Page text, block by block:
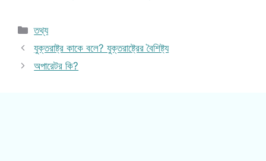
Categories
তথ্য
যুক্তরাষ্ট্র কাকে বলে? যুক্তরাষ্ট্রের বৈশিষ্ট্য
অপারেটর কি?